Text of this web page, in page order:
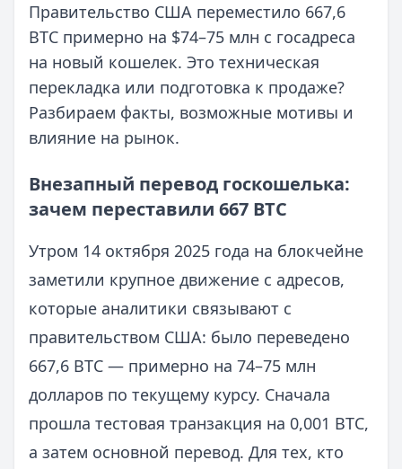
Правительство США переместило 667,6
BTC примерно на $74–75 млн с госадреса
на новый кошелек. Это техническая
перекладка или подготовка к продаже?
Разбираем факты, возможные мотивы и
влияние на рынок.
Внезапный перевод госкошелька:
зачем переставили 667 BTC
Утром 14 октября 2025 года на блокчейне
заметили крупное движение с адресов,
которые аналитики связывают с
правительством США: было переведено
667,6 BTC — примерно на 74–75 млн
долларов по текущему курсу. Сначала
прошла тестовая транзакция на 0,001 BTC,
а затем основной перевод. Для тех, кто